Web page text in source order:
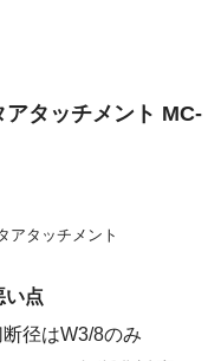
タッチメント MC-
アタッチメント
い点
断径はW3/8のみ